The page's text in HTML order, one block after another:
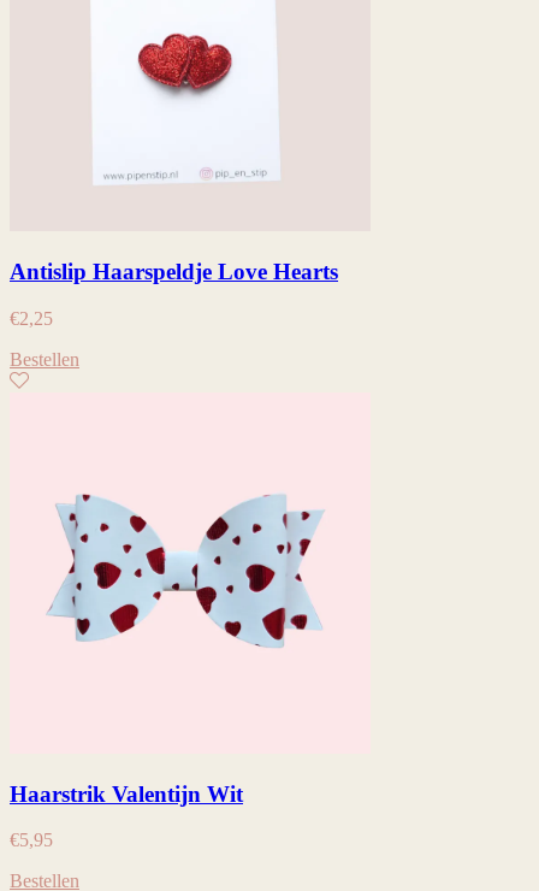
Antislip Haarspeldje Love Hearts
€2,25
Bestellen
Haarstrik Valentijn Wit
€5,95
Bestellen